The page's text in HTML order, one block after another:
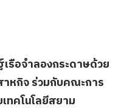
เรือจำลองกระดาษด้วย
าหกิจ ร่วมกับคณะการ
ทคโนโลยีสยาม